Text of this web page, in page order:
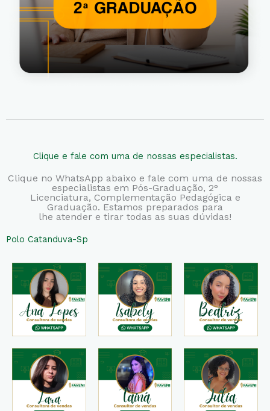
Clique e fale com uma de nossas especialistas.
Clique no WhatsApp abaixo e fale com uma de nossas
especialistas em Pós-Graduação, 2°
Licenciatura, Complementação Pedagógica e
Graduação. Estamos preparados para
lhe atender e tirar todas as suas dúvidas!
Polo Catanduva-Sp